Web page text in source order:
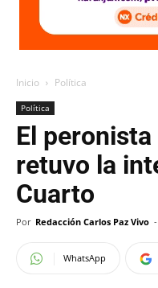
Inicio Política
Política
El
retuvo la
Cuarto
Por Redacción Carlos Paz Vivo -
WhatsApp